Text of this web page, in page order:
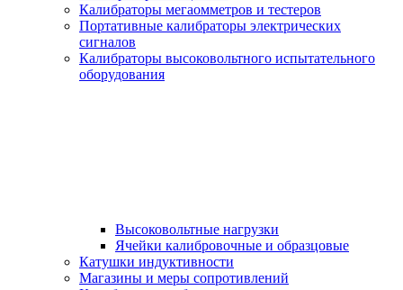
Калибраторы мегаомметров и тестеров
Портативные калибраторы электрических
сигналов
Калибраторы высоковольтного испытательного
оборудования
Высоковольтные нагрузки
Ячейки калибровочные и образцовые
Катушки индуктивности
Магазины и меры сопротивлений